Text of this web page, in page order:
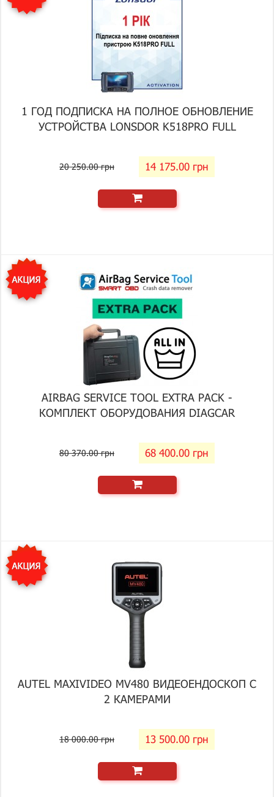
1 ГОД ПОДПИСКА НА ПОЛНОЕ ОБНОВЛЕНИЕ
УСТРОЙСТВА LONSDOR K518PRO FULL
20 250.00 грн 14 175.00 грн
AIRBAG SERVICE TOOL EXTRA PACK -
КОМПЛЕКТ ОБОРУДОВАНИЯ DIAGCAR
80 370.00 грн 68 400.00 грн
AUTEL MAXIVIDEO MV480 ВИДЕОЕНДОСКОП С
2 КАМЕРАМИ
18 000.00 грн 13 500.00 грн